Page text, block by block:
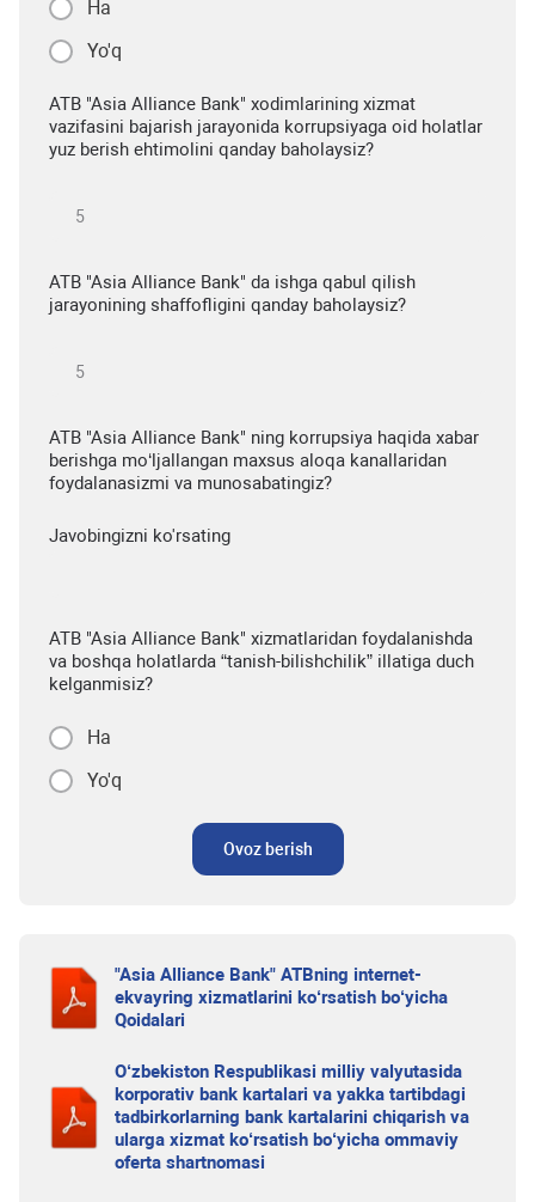
Ha
Yo'q
ATB "Asia Alliance Bank" xodimlarining xizmat
vazifasini bajarish jarayonida korrupsiyaga oid holatlar
yuz berish ehtimolini qanday baholaysiz?
ATB "Asia Alliance Bank" da ishga qabul qilish
jarayonining shaffofligini qanday baholaysiz?
ATB "Asia Alliance Bank" ning korrupsiya haqida xabar
berishga mo‘ljallangan maxsus aloqa kanallaridan
foydalanasizmi va munosabatingiz?
Javobingizni ko'rsating
ATB "Asia Alliance Bank" xizmatlaridan foydalanishda
va boshqa holatlarda “tanish-bilishchilik” illatiga duch
kelganmisiz?
Ha
Yo'q
Ovoz berish
"Asia Alliance Bank" ATBning internet-
ekvayring xizmatlarini ko‘rsatish bo‘yicha
Qoidalari
O‘zbekiston Respublikasi milliy valyutasida
korporativ bank kartalari va yakka tartibdagi
tadbirkorlarning bank kartalarini chiqarish va
ularga xizmat ko‘rsatish bo‘yicha ommaviy
oferta shartnomasi